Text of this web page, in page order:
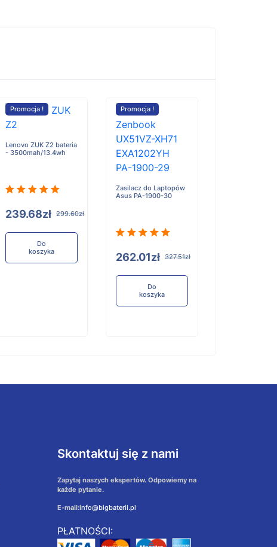
Promocja !
Lenovo ZUK Z2 bateria
- 3500mah/13.4wh
239.68zł 299.60zł
Do
koszyka
Promocja !
Zasilacz do Laptopów
Asus PA-1900-30
262.01zł 327.51zł
Do
koszyka
Skontaktuj się z nami
Zapytaj naszych ekspertów. Odpowiemy na
każde pytanie.
E-mail:info@bigbaterii.pl
PŁATNOŚCI: